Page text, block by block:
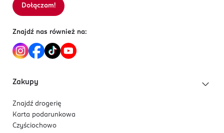
Dołączam!
Znajdź nas również na:
Zakupy
Znajdź drogerię
Karta podarunkowa
Czyściochowo